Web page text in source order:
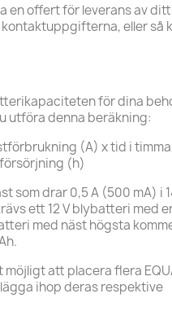
en offert för leverans av ditt
eller så
för dina
utföra denna beräkning:
(A) x tid i
(h)
som drar 0,5 A (500 mA) i
ett 12 V blybatteri med
med näst högsta
att placera flera
ihop deras respektive